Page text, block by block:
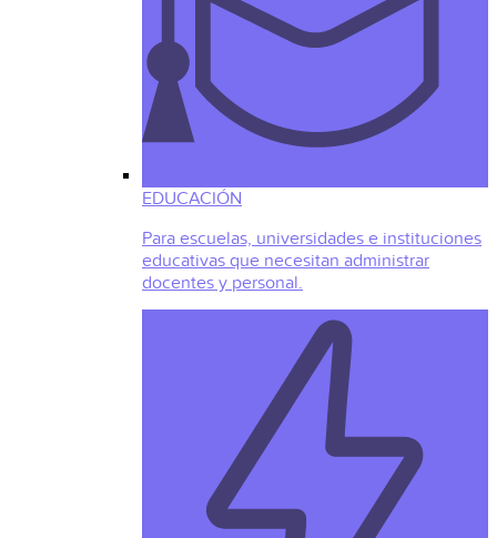
EDUCACIÓN
Para escuelas, universidades e instituciones
educativas que necesitan administrar
docentes y personal.